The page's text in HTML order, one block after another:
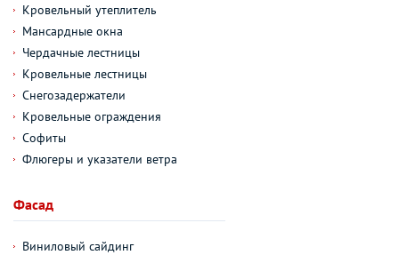
Кровельный утеплитель
Мансардные окна
Чердачные лестницы
Кровельные лестницы
Снегозадержатели
Кровельные ограждения
Софиты
Флюгеры и указатели ветра
Фасад
Виниловый сайдинг